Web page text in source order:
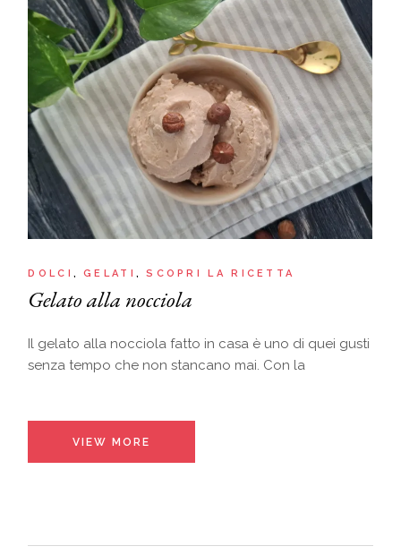
DOLCI GELATI SCOPRI LA RICETTA
Gelato alla nocciola
Il gelato alla nocciola fatto in casa è uno di quei gusti
senza tempo che non stancano mai. Con la
VIEW MORE